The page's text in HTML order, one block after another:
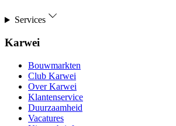
Services
Karwei
Bouwmarkten
Club Karwei
Over Karwei
Klantenservice
Duurzaamheid
Vacatures